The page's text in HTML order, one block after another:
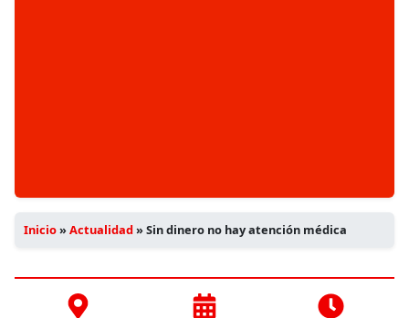
Inicio»Actualidad»Sin dinero no hay atención médica